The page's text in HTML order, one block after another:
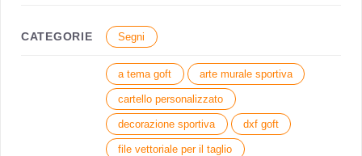
CATEGORIE Segni
a tema goft arte murale sportiva
cartello personalizzato
decorazione sportiva dxf goft
file vettoriale per il taglio